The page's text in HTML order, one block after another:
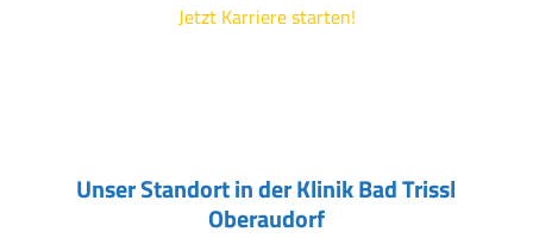
Jetzt Karriere starten!
Unser Standort in der Klinik Bad Trissl
Oberaudorf